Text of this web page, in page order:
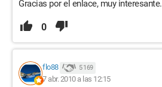
Gracias por el enlace, muy interesante.
0
flo88 5 169
7 abr. 2010 a las 12:15